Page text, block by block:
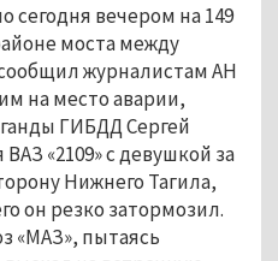
вечером на 149
моста между
журналистам АН
на место аварии,
ГИБДД Сергей
«2109» с девушкой за
Нижнего Тагила,
он резко затормозил.
«МАЗ», пытаясь